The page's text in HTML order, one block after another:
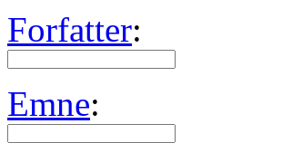
Forfatter:
Emne: